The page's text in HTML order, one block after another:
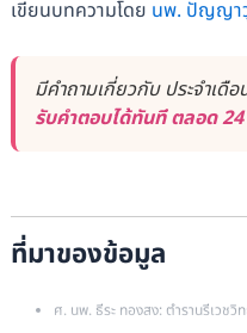
เขียนบทความโดย นพ. ปัญญา
มีคำถามเกี่ยวกับ ประจำเดื
รับคำตอบได้ทันที ตลอด
ที่มาของข้อมูล
ศ. นพ. ธีระ ทองสง: ตำรานรีเวชวิ